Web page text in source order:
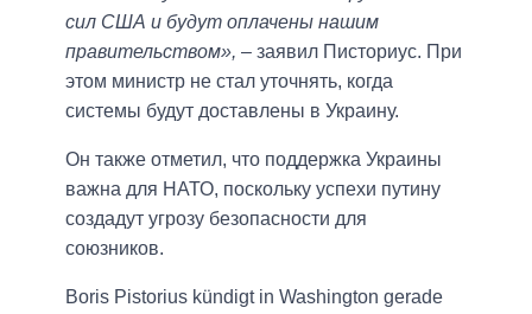
сил США и будут оплачены нашим
правительством», – заявил Писториус. При
этом министр не стал уточнять, когда
системы будут доставлены в Украину.
Он также отметил, что поддержка Украины
важна для НАТО, поскольку успехи путину
создадут угрозу безопасности для
союзников.
Boris Pistorius kündigt in Washington gerade